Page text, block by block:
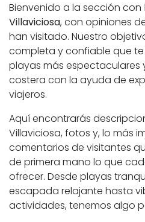
Bienvenido a la sección con
Villaviciosa, con opiniones
han visitado. Nuestro
completa y confiable que
playas más espectaculares
costera con la ayuda de
viajeros.
Aquí encontrarás
Villaviciosa, fotos y, lo más
comentarios de visitantes
de primera mano lo que
ofrecer. Desde playas
escapada relajante hasta
actividades, tenemos algo